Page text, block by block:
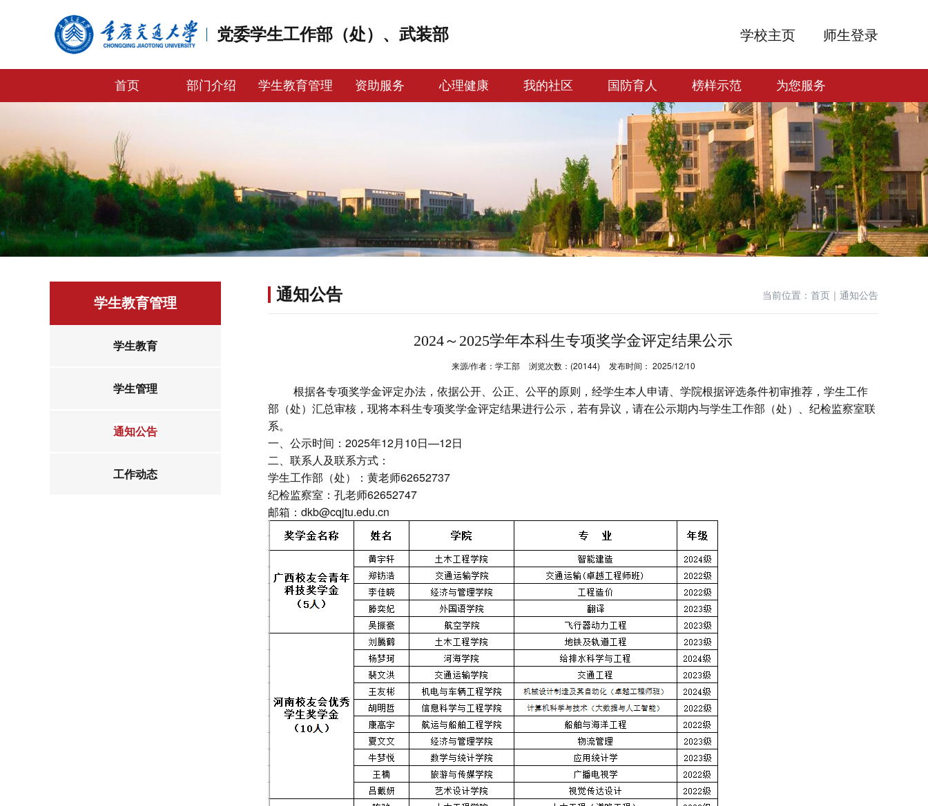
党委学生工作部（处）、武装部 学校主页 师生登录
首页 部门介绍 学生教育管理 资助服务 心理健康 我的社区 国防育人 榜样示范 为您服务
学生教育管理
学生教育
学生管理
通知公告
工作动态
当前位置：首页｜通知公告
通知公告
2024～2025学年本科生专项奖学金评定结果公示
来源/作者： 学工部 浏览次数：(20144) 发布时间： 2025/12/10
根据各专项奖学金评定办法，依据公开、公正、公平的原则，经学生本人申请、学院根据评选条件初审推荐，学生工作
部（处）汇总审核，现将本科生专项奖学金评定结果进行公示，若有异议，请在公示期内与学生工作部（处）、纪检监察室联
系。
一、公示时间：2025年12月10日—12日
二、联系人及联系方式：
学生工作部（处）：黄老师62652737
纪检监察室：孔老师62652747
邮箱：dkb@cqjtu.edu.cn